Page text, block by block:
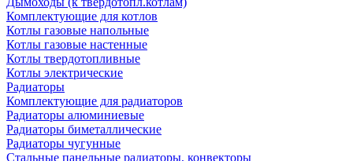
Комплектующие для котлов
Котлы газовые напольные
Котлы газовые настенные
Котлы твердотопливные
Котлы электрические
Радиаторы
Комплектующие для радиаторов
Радиаторы алюминиевые
Радиаторы биметаллические
Радиаторы чугунные
Стальные панельные радиаторы, конвекторы